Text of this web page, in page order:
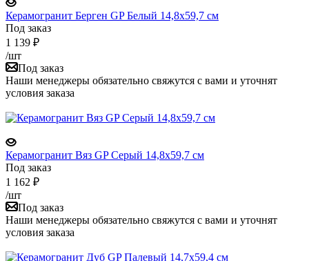
Керамогранит Берген GP Белый 14,8x59,7 см
Под заказ
1 139 ₽
/шт
Под заказ
Наши менеджеры обязательно свяжутся с вами и уточнят
условия заказа
Керамогранит Вяз GP Серый 14,8х59,7 см
Под заказ
1 162 ₽
/шт
Под заказ
Наши менеджеры обязательно свяжутся с вами и уточнят
условия заказа